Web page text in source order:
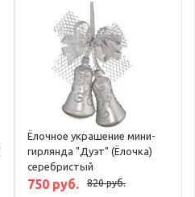
Ёлочное украшение мини-
гирлянда "Дуэт" (Ёлочка)
серебристый
750 руб. 820 руб.